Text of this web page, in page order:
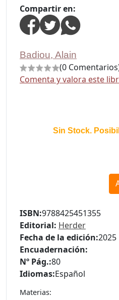
Compartir en:
Badiou, Alain
(0
Comenta y valora este
Sin Stock.
ISBN:9788425451355
Editorial: Herder
Fecha de la edición:2025
Encuadernación:
Nº Pág.:80
Idiomas:Español
Materias: